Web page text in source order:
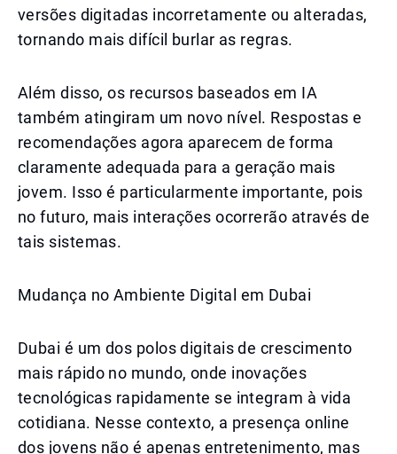
versões digitadas incorretamente ou alteradas,
tornando mais difícil burlar as regras.
Além disso, os recursos baseados em IA
também atingiram um novo nível. Respostas e
recomendações agora aparecem de forma
claramente adequada para a geração mais
jovem. Isso é particularmente importante, pois
no futuro, mais interações ocorrerão através de
tais sistemas.
Mudança no Ambiente Digital em Dubai
Dubai é um dos polos digitais de crescimento
mais rápido no mundo, onde inovações
tecnológicas rapidamente se integram à vida
cotidiana. Nesse contexto, a presença online
dos jovens não é apenas entretenimento, mas